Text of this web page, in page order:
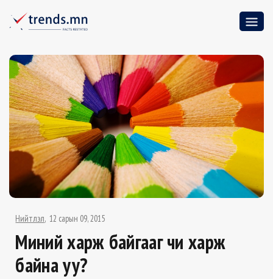
Нийтлэл 12 сарын 09, 2015
Миний харж байгааг чи харж
байна уу?